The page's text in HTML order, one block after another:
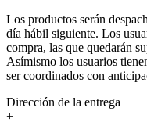
Los productos serán
día hábil siguiente. Los
compra, las que quedarán
Asímismo los usuarios
ser coordinados con
Dirección de la entrega
+